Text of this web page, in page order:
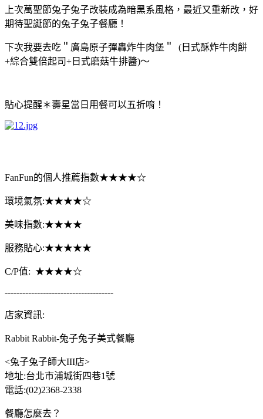
上次萬聖節兔子兔子改裝成為暗黑系風格，最近又重新改，好
期待聖誕節的兔子兔子餐廳 ！
下次我要去吃＂廣島原子彈轟炸牛肉堡＂ ( 日式酥炸牛肉餅
+綜合雙倍起司+ 日式磨菇牛排醬)～
貼心提醒＊壽星當日用餐可以五折唷！
FanFun的個人推薦指數★★★★☆
環境氣氛:★★★★☆
美味指數:★★★★
服務貼心:★★★★★
C/P值: ★★★★☆
-------------------------------------
店家資訊:
Rabbit Rabbit-兔子兔子美式餐廳
<兔子兔子師大III店>
地址:台北市浦城街四巷1號
電話:(02)2368-2338
餐廳怎麼去？